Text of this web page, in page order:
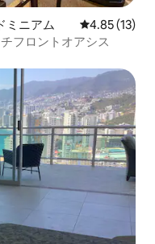
ミニアム レビュー13
4.85 (13)
フロントオアシス